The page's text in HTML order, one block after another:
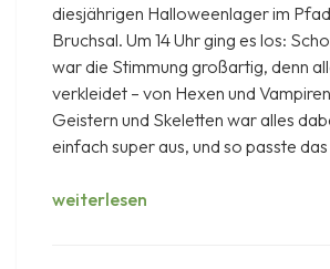
diesjährigen Halloweenlager im
Bruchsal. Um 14 Uhr ging es los:
war die Stimmung großartig, denn
verkleidet – von Hexen und
Geistern und Skeletten war alles
einfach super aus, und so passte
weiterlesen